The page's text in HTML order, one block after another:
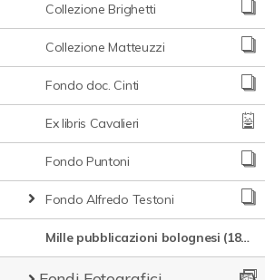
Collezione Brighetti
Collezione Matteuzzi
Fondo doc. Cinti
Ex libris Cavalieri
Fondo Puntoni
Fondo Alfredo Testoni
Mille pubblicazioni bolognesi (1846-1849)